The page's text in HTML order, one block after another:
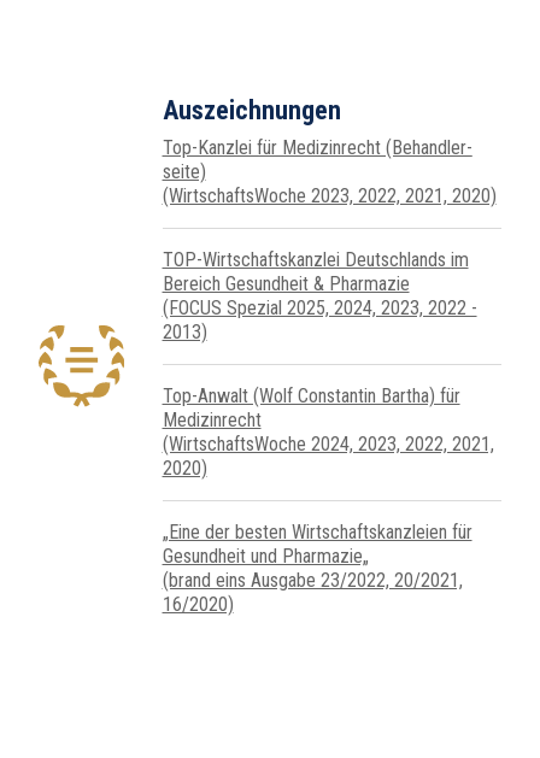
Auszeichnungen
Top-Kanzlei für Medizin­recht (Behand­ler­
seite)
(WirtschaftsWoche 2023, 2022, 2021, 2020)
TOP-Wirtschafts­kanzlei Deutsch­lands im
Bereich Gesundheit & Pharmazie
(FOCUS Spezial 2025, 2024, 2023, 2022 -
2013)
Top-Anwalt (Wolf Constantin Bartha) für
Medizinrecht
(WirtschaftsWoche 2024, 2023, 2022, 2021,
2020)
„Eine der besten Wirtschaftskanzleien für
Gesundheit und Pharmazie„
(brand eins Ausgabe 23/2022, 20/2021,
16/2020)